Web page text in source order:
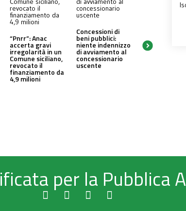
“Pnrr”: Anac
accerta gravi
irregolarità in un
Comune siciliano,
revocato il
finanziamento da
4,9 milioni
Concessioni di
beni pubblici:
niente indennizzo
di avviamento al
concessionario
uscente
per la Pubblica